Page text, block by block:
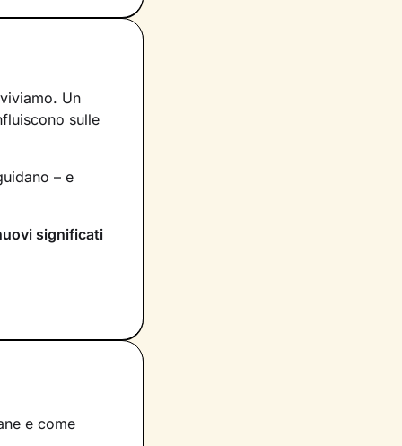
Un
sulle
– e
significati
dentro di te
che
provi in
un’atmosfera
che
e come